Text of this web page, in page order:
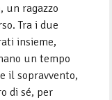
un ragazzo
Tra i due
insieme,
un tempo
il sopravvento,
di sé, per